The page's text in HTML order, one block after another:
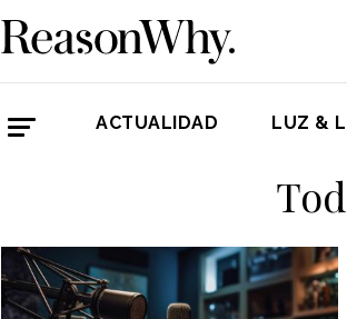
ACTUALIDAD LUZ &